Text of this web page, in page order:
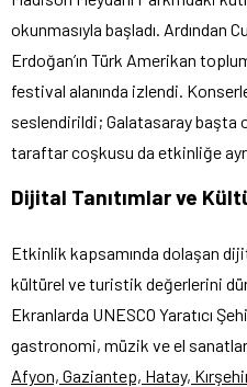
okunmasıyla başladı. Ardından
Erdoğan’ın Türk Amerikan
festival alanında izlendi.
seslendirildi; Galatasaray başta
taraftar coşkusu da etkinliğe
Dijital Tanıtımlar ve
Etkinlik kapsamında dolaşan
kültürel ve turistik değerlerini
Ekranlarda UNESCO Yaratıcı
gastronomi, müzik ve el
Afyon, Gaziantep, Hatay,